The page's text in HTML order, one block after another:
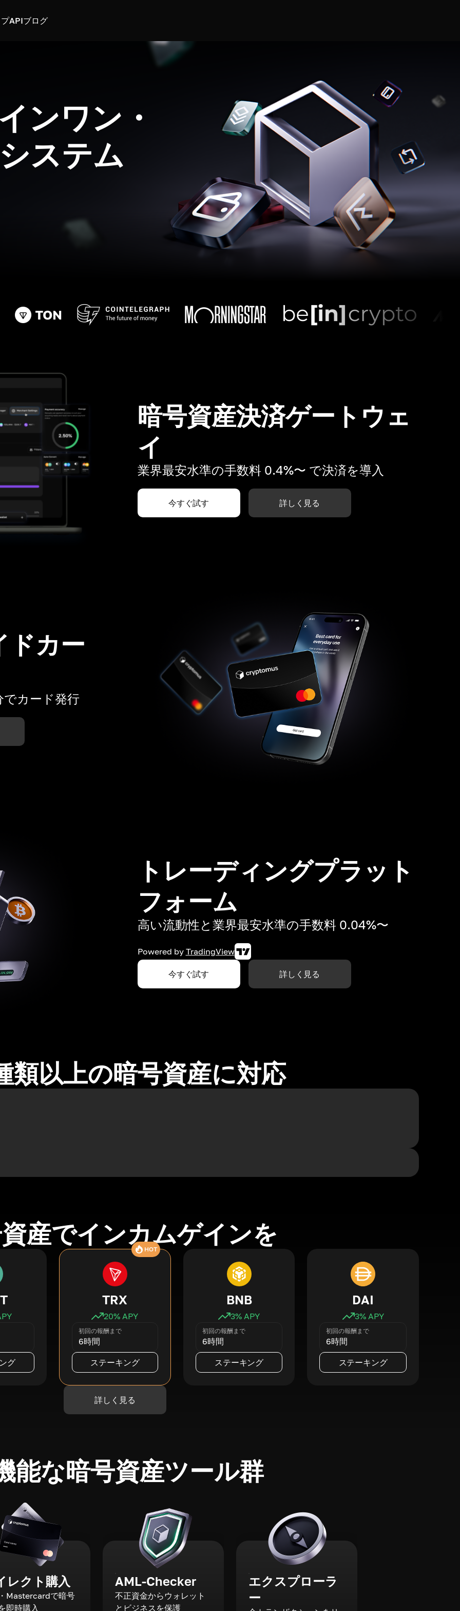
APIブログ
ンワン・
ステム
暗号資産決済ゲートウェ
イ
業界最安水準の手数料 0.4%〜 で決済を導入
今すぐ試す 詳しく見る
ドカー
でカード発行
トレーディングプラット
フォーム
高い流動性と業界最安水準の手数料 0.04%〜
Powered by TradingView
今すぐ試す 詳しく見る
類以上の暗号資産に対応
産でインカムゲインを
グ
HOT
TRX
20% APY
初回の報酬まで
6時間
ステーキング
BNB
3% APY
初回の報酬まで
6時間
ステーキング
DAI
3% APY
初回の報酬まで
6時間
ステーキング
詳しく見る
能な暗号資産ツール群
レクト購入
Mastercardで暗号
即時購入
AML-Checker
不正資金からウォレット
とビジネスを保護
エクスプローラ
ー